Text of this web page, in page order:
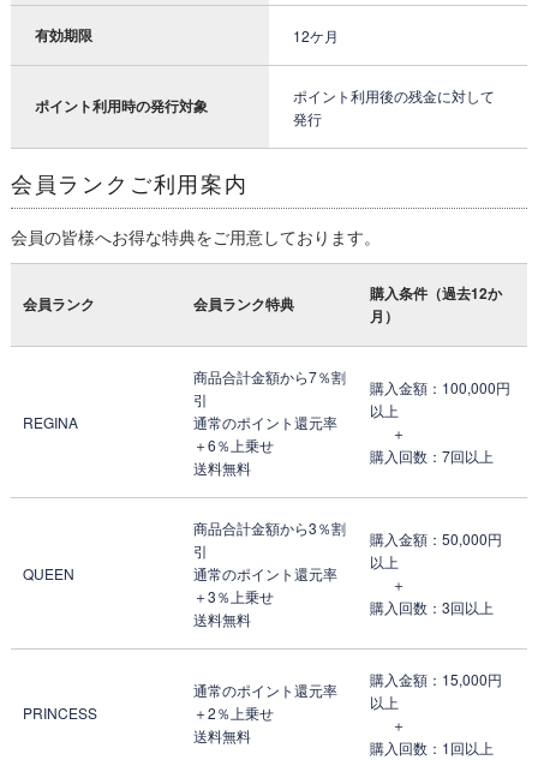
有効期限 12ケ月
ポイント利用時の発行対象
ポイント利用後の残金に対して
発行
会員ランクご利用案内
会員の皆様へお得な特典をご用意しております。
会員ランク 会員ランク特典
購入条件（過去12か
月）
REGINA
商品合計金額から7％割
引
通常のポイント還元率
＋6％上乗せ
送料無料
購入金額：100,000円
以上
＋
購入回数：7回以上
QUEEN
商品合計金額から3％割
引
通常のポイント還元率
＋3％上乗せ
送料無料
購入金額：50,000円
以上
＋
購入回数：3回以上
PRINCESS
通常のポイント還元率
＋2％上乗せ
送料無料
購入金額：15,000円
以上
＋
購入回数：1回以上